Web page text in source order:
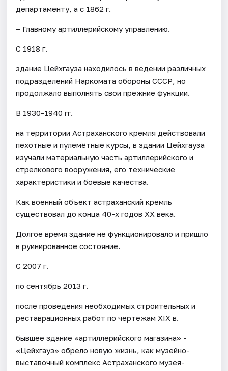
департаменту, а с 1862 г.
– Главному артиллерийскому управлению.
С 1918 г.
здание Цейхгауза находилось в ведении различных
подразделений Наркомата обороны СССР, но
продолжало выполнять свои прежние функции.
В 1930-1940 гг.
на территории Астраханского кремля действовали
пехотные и пулемётные курсы, в здании Цейхгауза
изучали материальную часть артиллерийского и
стрелкового вооружения, его технические
характеристики и боевые качества.
Как военный объект астраханский кремль
существовал до конца 40-х годов XX века.
Долгое время здание не функционировало и пришло
в руинированное состояние.
С 2007 г.
по сентябрь 2013 г.
после проведения необходимых строительных и
реставрационных работ по чертежам XIX в.
бывшее здание «артиллерийского магазина» -
«Цейхгауз» обрело новую жизнь, как музейно-
выставочный комплекс Астраханского музея-